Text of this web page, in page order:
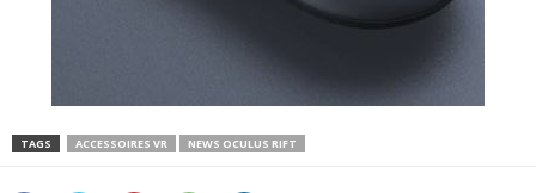
TAGS ACCESSOIRES VR NEWS OCULUS RIFT